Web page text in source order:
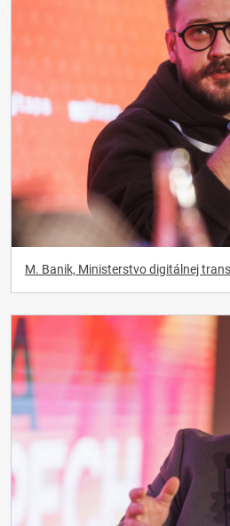
M. Banik, Ministerstvo digitálnej